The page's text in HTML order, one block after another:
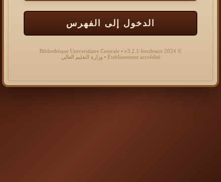
الدخول إلى الفهرس
© 2024 Bibliothèque Universitaire Centrale • v3.2.1-bordeaux
Établissement accrédité • وزارة التعليم العالي